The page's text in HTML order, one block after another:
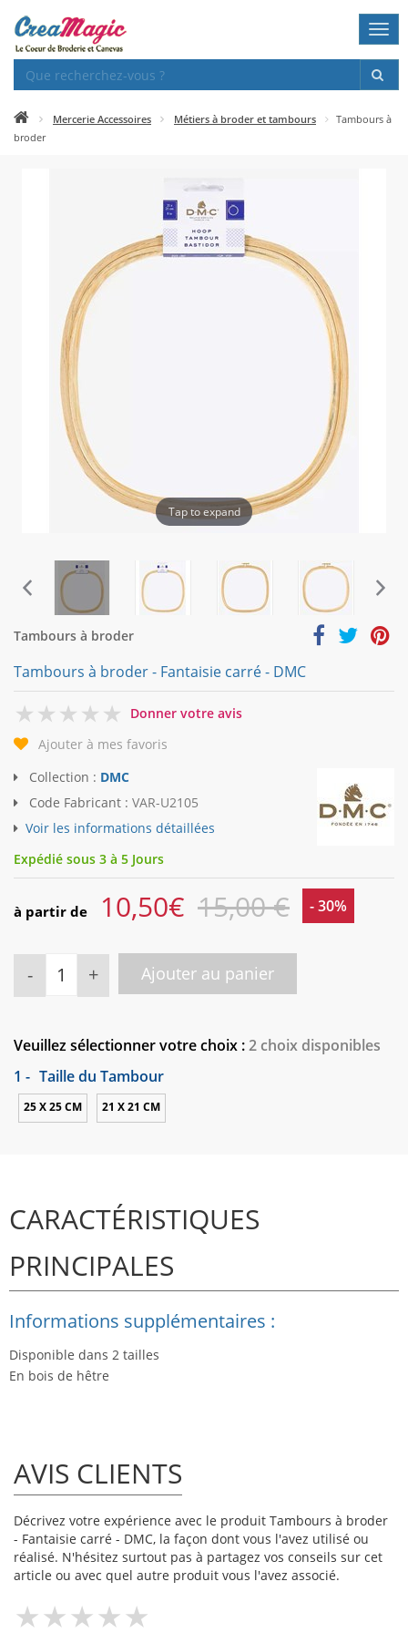
Mercerie Accessoires Métiers à broder et tambours
Tambours à
broder
Tap to expand
Tambours à broder
Tambours à broder - Fantaisie carré - DMC
0
Donner votre avis
Ajouter à mes favoris
Collection : DMC
Code Fabricant : VAR-U2105
Voir les informations détaillées
Expédié sous 3 à 5 Jours
à partir de 10,50€ 15,00 € - 30%
- + Ajouter au panier
Veuillez sélectionner votre choix :2 choix disponibles
1 - Taille du Tambour
25 X 25 CM 21 X 21 CM
CARACTÉRISTIQUES
PRINCIPALES
Informations supplémentaires :
Disponible dans 2 tailles
En bois de hêtre
AVIS CLIENTS
Décrivez votre expérience avec le produit Tambours à broder
- Fantaisie carré - DMC, la façon dont vous l'avez utilisé ou
réalisé. N'hésitez surtout pas à partagez vos conseils sur cet
article ou avec quel autre produit vous l'avez associé.